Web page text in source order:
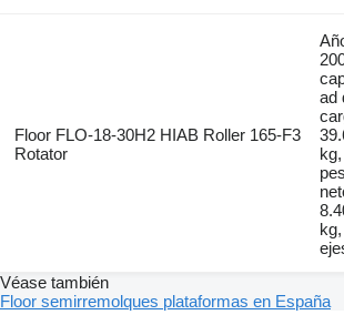
Floor FLO-18-30H2 HIAB Roller 165-F3
Rotator
ad
kg,
kg,
Véase también
Floor semirremolques plataformas en España